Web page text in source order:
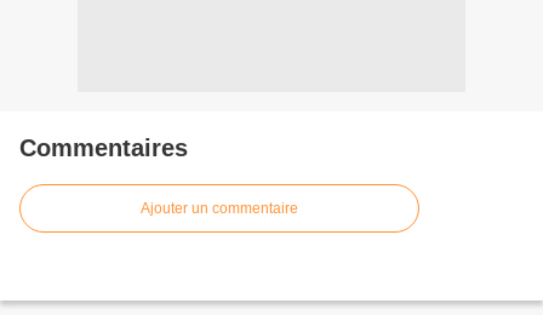
Commentaires
Ajouter un commentaire